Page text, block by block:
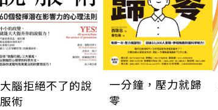
大腦拒絕不了的說
服術
一分鐘，壓力就歸
零